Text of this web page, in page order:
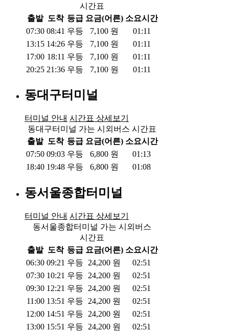
시간표
출발 도착 등급 요금(어른) 소요시간
07:30 08:41 우등 7,100 원
01:11
13:15 14:26 우등 7,100 원
01:11
17:00 18:11 우등 7,100 원
01:11
20:25 21:36 우등 7,100 원 01:11
동대구터미널
터미널 안내 시간표 상세보기
동대구터미널 가는 시외버스 시간표
출발 도착 등급 요금(어른) 소요시간
07:50 09:03 우등 6,800 원
01:13
18:40 19:48 우등 6,800 원 01:08
동서울종합터미널
터미널 안내 시간표 상세보기
동서울종합터미널 가는 시외버스
시간표
출발 도착 등급 요금(어른) 소요시간
06:30 09:21 우등 24,200 원
02:51
07:30 10:21 우등 24,200 원
02:51
09:30 12:21 우등 24,200 원
02:51
11:00 13:51 우등 24,200 원
02:51
12:00 14:51 우등 24,200 원
02:51
13:00 15:51 우등 24,200 원
02:51